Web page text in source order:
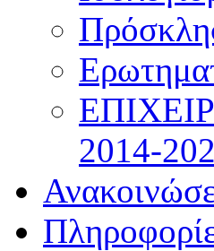
2014-